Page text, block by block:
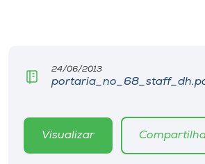
24/06/2013
Visualizar